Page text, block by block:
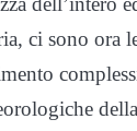
ci sono ora